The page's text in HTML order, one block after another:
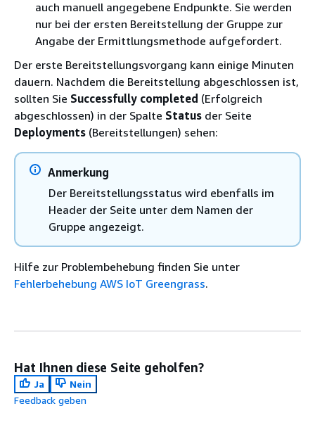
auch manuell angegebene Endpunkte. Sie werden
nur bei der ersten Bereitstellung der Gruppe zur
Angabe der Ermittlungsmethode aufgefordert.
Der erste Bereitstellungsvorgang kann einige Minuten
dauern. Nachdem die Bereitstellung abgeschlossen ist,
sollten Sie Successfully completed (Erfolgreich
abgeschlossen) in der Spalte Status der Seite
Deployments (Bereitstellungen) sehen:
Anmerkung
Der Bereitstellungsstatus wird ebenfalls im
Header der Seite unter dem Namen der
Gruppe angezeigt.
Hilfe zur Problembehebung finden Sie unter
Fehlerbehebung AWS IoT Greengrass.
Hat Ihnen diese Seite geholfen?
Ja
Nein
Feedback geben